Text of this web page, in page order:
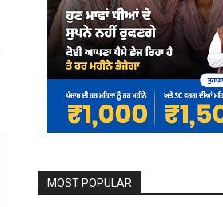
MOST POPULAR